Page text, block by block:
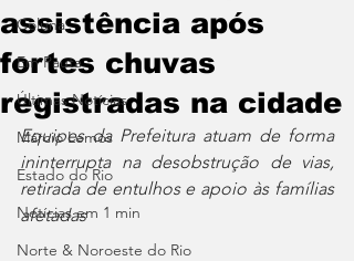
Coluna
Em Pauta
Últimas Notícias
Márcio Lemos
Estado do Rio
Notícias em 1 min
Norte & Noroeste do Rio
assistência após
fortes chuvas
registradas na cidade
Equipes da Prefeitura atuam de forma
ininterrupta na desobstrução de vias,
retirada de entulhos e apoio às famílias
afetadas